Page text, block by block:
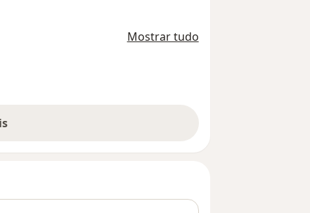
Mostrar tudo